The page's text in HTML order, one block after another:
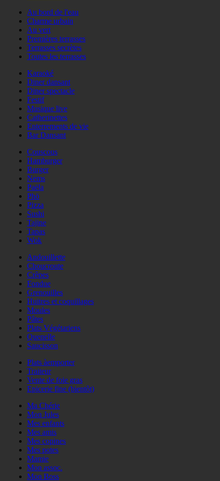
Au bord de l'eau
Charme urbain
Au vert
Premières terrasses
Terrasses secrètes
Toutes les terrasses
Karaoké
Diner dansant
Diner spectacle
Festif
Musique live
Catherinettes
Enterrements de vie
Bar Dansant
Couscous
Hamburger
Burger
Nems
Paëla
Phö
Pizza
Sushi
Tajine
Tapas
Wok
Andouillette
Choucroute
Crêpes
Fondue
Grenouilles
Huitres et coquillages
Moules
Pâtes
Plats Végétariens
Quenelle
Saucisson
Plats àemporter
Traiteur
Vente de foie gras
Epicerie fine (bientôt)
Ma Chérie
Mon Jules
Mes enfants
Mes amis
Mes copines
Mes potes
Mamie
Mon assoc.
Mon Boss